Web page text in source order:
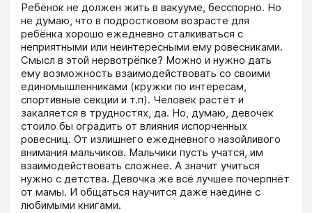
Ребёнок не должен жить в вакууме, бесспорно. Но
не думаю, что в подростковом возрасте для
ребёнка хорошо ежедневно сталкиваться с
неприятными или неинтересными ему ровесниками.
Смысл в этой нервотрёпке? Можно и нужно дать
ему возможность взаимодействовать со своими
единомышленниками (кружки по интересам,
спортивные секции и т.п). Человек растёт и
закаляется в трудностях, да. Но, думаю, девочек
стоило бы оградить от влияния испорченных
ровесниц. От излишнего ежедневного назойливого
внимания мальчиков. Мальчики пусть учатся, им
взаимодействовать сложнее. А значит учиться
нужно с детства. Девочка же всё лучшее почерпнёт
от мамы. И общаться научится даже наедине с
любимыми книгами.